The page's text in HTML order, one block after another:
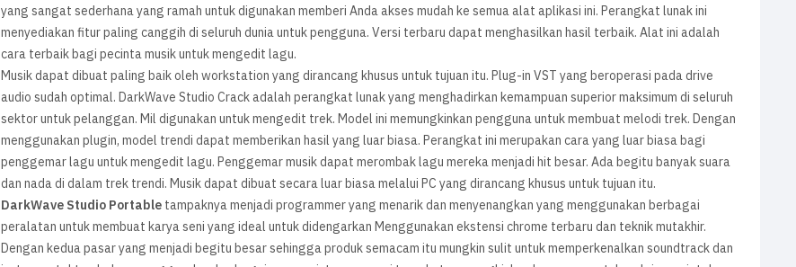
yang sangat sederhana yang ramah untuk digunakan memberi Anda akses mudah ke semua alat aplikasi ini. Perangkat lunak ini
menyediakan fitur paling canggih di seluruh dunia untuk pengguna. Versi terbaru dapat menghasilkan hasil terbaik. Alat ini adalah
cara terbaik bagi pecinta musik untuk mengedit lagu.
Musik dapat dibuat paling baik oleh workstation yang dirancang khusus untuk tujuan itu. Plug-in VST yang beroperasi pada drive
audio sudah optimal. DarkWave Studio Crack adalah perangkat lunak yang menghadirkan kemampuan superior maksimum di seluruh
sektor untuk pelanggan. Mil digunakan untuk mengedit trek. Model ini memungkinkan pengguna untuk membuat melodi trek. Dengan
menggunakan plugin, model trendi dapat memberikan hasil yang luar biasa. Perangkat ini merupakan cara yang luar biasa bagi
penggemar lagu untuk mengedit lagu. Penggemar musik dapat merombak lagu mereka menjadi hit besar. Ada begitu banyak suara
dan nada di dalam trek trendi. Musik dapat dibuat secara luar biasa melalui PC yang dirancang khusus untuk tujuan itu.
DarkWave Studio Portabletampaknya menjadi programmer yang menarik dan menyenangkan yang menggunakan berbagai
peralatan untuk membuat karya seni yang ideal untuk didengarkan Menggunakan ekstensi chrome terbaru dan teknik mutakhir.
Dengan kedua pasar yang menjadi begitu besar sehingga produk semacam itu mungkin sulit untuk memperkenalkan soundtrack dan